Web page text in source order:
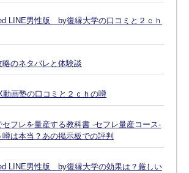
LINE男性版 by復縁大学の口コミと２ｃｈ
のネタバレと体験談
動画塾の口コミと２ｃｈの噂
セフレを量産する教科書 -セフレ量産コース-
は本当？あの掲示板での評判
LINE男性版 by復縁大学の効果は？厳しい